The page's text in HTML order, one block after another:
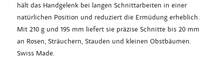
hält das Handgelenk bei langen Schnittarbeiten in einer
natürlichen Position und reduziert die Ermüdung erheblich.
Mit 210 g und 195 mm liefert sie präzise Schnitte bis 20 mm
an Rosen, Sträuchern, Stauden und kleinen Obstbäumen.
Swiss Made.